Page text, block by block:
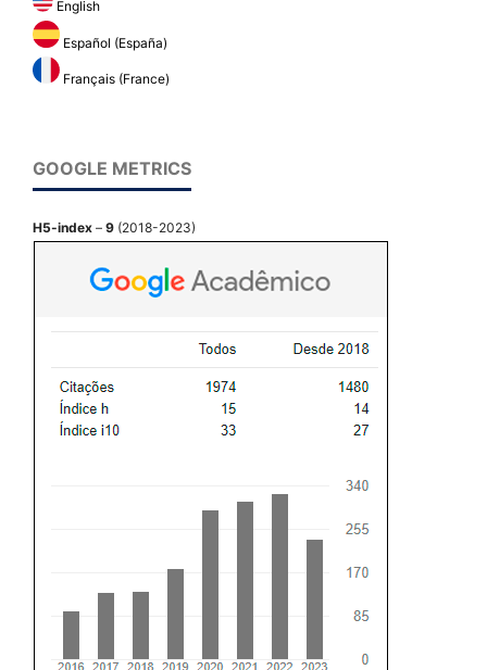
English
Español (España)
Français (France)
GOOGLE METRICS
H5-index – 9 (2018-2023)